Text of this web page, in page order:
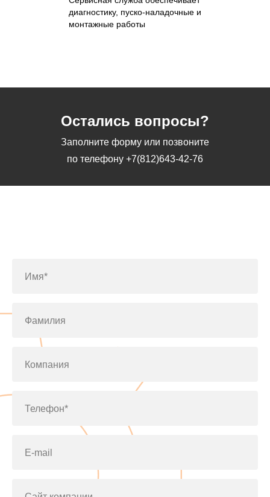
диагностику, пуско-наладочные и
монтажные работы
Остались вопросы?
Заполните форму или позвоните
по телефону +7(812)643-42-76
Имя*
Фамилия
Компания
Телефон*
E-mail